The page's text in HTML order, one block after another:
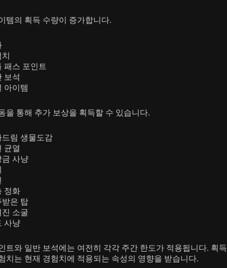
템의 획득 수량이 증가합니다.
패스 포인트
보석
아이템
을 통해 추가 보상을 획득할 수 있습니다.
드림 생물도감
균열
금 사냥
정화
받은 탑
진 소굴
사냥
트와 일반 보석에는 여전히 각각 주간 한도가 적용됩니다. 획
치는 현재 경험치에 적용되는 속성의 영향을 받습니다.